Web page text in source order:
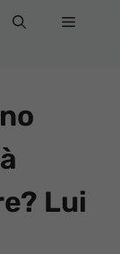
Menu
Lui